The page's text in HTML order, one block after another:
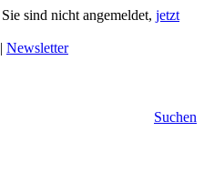
Sie sind nicht angemeldet, jetzt
| Newsletter
Suchen